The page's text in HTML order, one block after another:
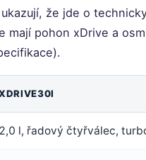
že jde o
mají pohon xDrive a
2,0 l, řadový čtyřválec,